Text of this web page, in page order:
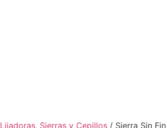
Lijadoras, Sierras y Cepillos / Sierra Sin